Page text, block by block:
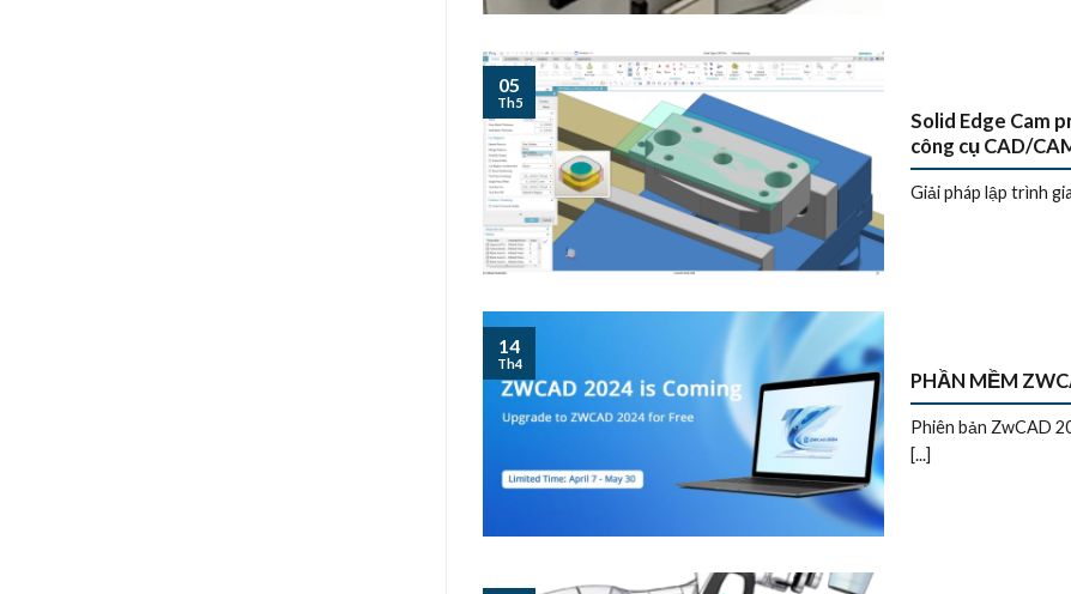
Solid Edge Cam
công cụ CAD/
Giải pháp lập trình
05
Th5
PHẦN MỀM
Phiên bản ZwCAD
[...]
14
Th4